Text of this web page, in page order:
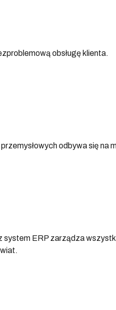
obsługę klienta.
odbywa się na
system ERP zarządza